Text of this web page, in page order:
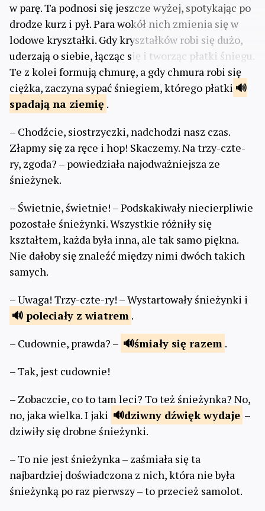
w parę. Ta podnosi się jeszcze wyżej, spotykając po
drodze kurz i pył. Para wokół nich zmienia się w
lodowe kryształki. Gdy kryształków robi się dużo,
uderzają o siebie, łącząc się i tworząc płatki śniegu.
Te z kolei formują chmurę, a gdy chmura robi się
ciężka, zaczyna sypać śniegiem, którego płatki
spadają na ziemię .
– Chodźcie, siostrzyczki, nadchodzi nasz czas.
Złapmy się za ręce i hop! Skaczemy. Na trzy-czte-
ry, zgoda? – powiedziała najodważniejsza ze
śnieżynek.
– Świetnie, świetnie! – Podskakiwały niecierpliwie
pozostałe śnieżynki. Wszystkie różniły się
kształtem, każda była inna, ale tak samo piękna.
Nie dałoby się znaleźć między nimi dwóch takich
samych.
– Uwaga! Trzy-czte-ry! – Wystartowały śnieżynki i
poleciały z wiatrem .
– Cudownie, prawda? –
śmiały się razem .
– Tak, jest cudownie!
– Zobaczcie, co to tam leci? To też śnieżynka? No,
no, jaka wielka. I jaki
dziwny dźwięk wydaje –
dziwiły się drobne śnieżynki.
– To nie jest śnieżynka – zaśmiała się ta
najbardziej doświadczona z nich, która nie była
śnieżynką po raz pierwszy – to przecież samolot.